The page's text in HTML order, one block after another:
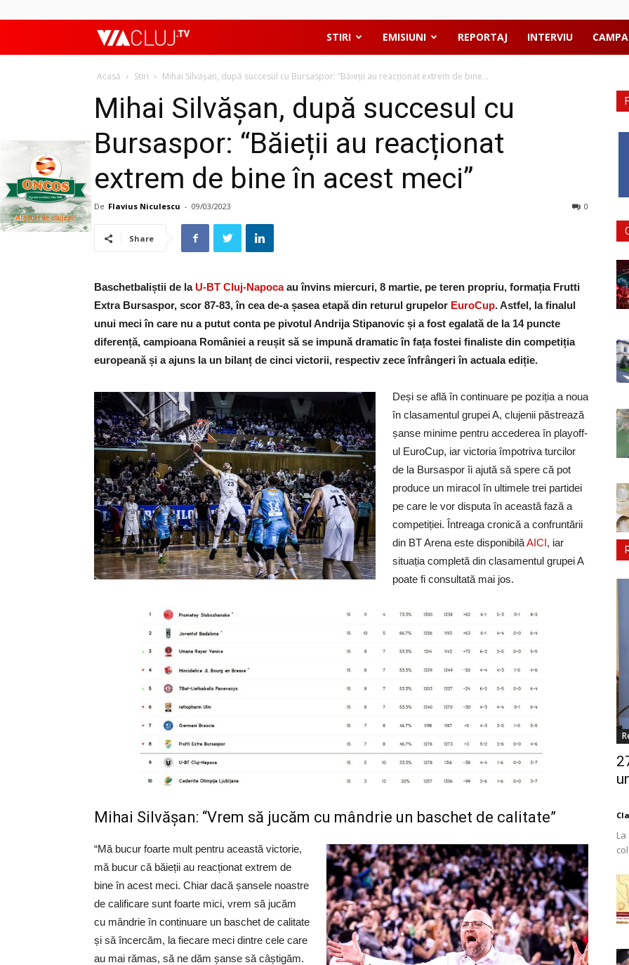
ViaClujTV STIRI EMISIUNI REPORTAJ INTERVIU
Acasă Stiri Mihai Silvășan, după succesul cu Bursaspor: “Băieții au reacționat extrem de bine...
Mihai Silvășan, după succesul cu
Bursaspor: “Băieții au reacționat
extrem de bine în acest meci”
De Flavius Niculescu - 09/03/2023 0
Share
Baschetbaliștii de la U-BT Cluj-Napocaau învins miercuri, 8 martie, pe teren propriu, formația Frutti
Extra Bursaspor, scor 87-83, în cea de-a șasea etapă din returul grupelor EuroCup. Astfel, la finalul
unui meci în care nu a putut conta pe pivotul Andrija Stipanovic și a fost egalată de la 14 puncte
diferență, campioana României a reușit să se impună dramatic în fața fostei finaliste din competiția
europeană și a ajuns la un bilanț de cinci victorii, respectiv zece înfrângeri în actuala ediție.
Deși se află în continuare pe poziția a noua
în clasamentul grupei A, clujenii păstrează
șanse minime pentru accederea în playoff-
ul EuroCup, iar victoria împotriva turcilor
de la Bursaspor îi ajută să spere că pot
produce un miracol în ultimele trei partidei
pe care le vor disputa în această fază a
competiției. Întreaga cronică a confruntării
din BT Arena este disponibilăAICI, iar
situația completă din clasamentul grupei A
poate fi consultată mai jos.
Mihai Silvășan: “Vrem să jucăm cu mândrie un baschet de calitate”
“Mă bucur foarte mult pentru această victorie,
mă bucur că băieții au reacționat extrem de
bine în acest meci. Chiar dacă șansele noastre
de calificare sunt foarte mici, vrem să jucăm
cu mândrie în continuare un baschet de calitate
și să încercăm, la fiecare meci dintre cele care
au mai rămas, să ne dăm șanse să câștigăm.